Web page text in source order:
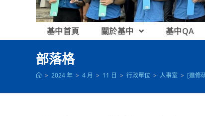
基中首頁 關於基中 基中QA
部落格
> 2024 年 > 4 月 > 11 日 > 行政單位 > 人事室 > [進修